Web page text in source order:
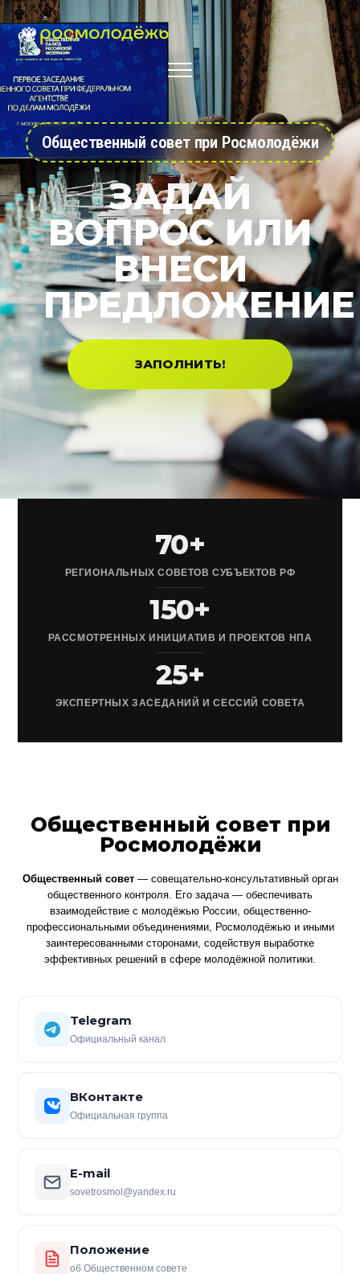
Общественный совет при Росмолодёжи
ЗАДАЙ
ВОПРОС ИЛИ
ВНЕСИ
ПРЕДЛОЖЕНИЕ
ЗАПОЛНИТЬ!
70+
РЕГИОНАЛЬНЫХ СОВЕТОВ СУБЪЕКТОВ РФ
150+
РАССМОТРЕННЫХ ИНИЦИАТИВ И ПРОЕКТОВ НПА
25+
ЭКСПЕРТНЫХ ЗАСЕДАНИЙ И СЕССИЙ СОВЕТА
Общественный совет при
Росмолодёжи
Общественный совет— совещательно-консультативный орган
общественного контроля. Его задача — обеспечивать
взаимодействие с молодёжью России, общественно-
профессиональными объединениями, Росмолодёжью и иными
заинтересованными сторонами, содействуя выработке
эффективных решений в сфере молодёжной политики.
Telegram
Официальный канал
ВКонтакте
Официальная группа
E-mail
sovetrosmol@yandex.ru
Положение
об Общественном совете